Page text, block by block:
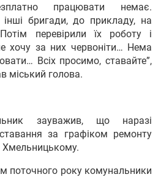
працювати немає.
бригади, до прикладу, на
перевірили їх роботу і
хочу за них червоніти… Нема
Всіх просимо, ставайте”,
міський голова.
зауважив, що наразі
за графіком ремонту
Хмельницькому.
поточного року комунальники